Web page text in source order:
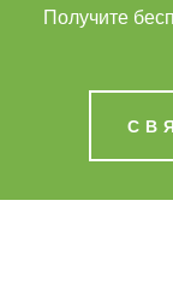
Получите